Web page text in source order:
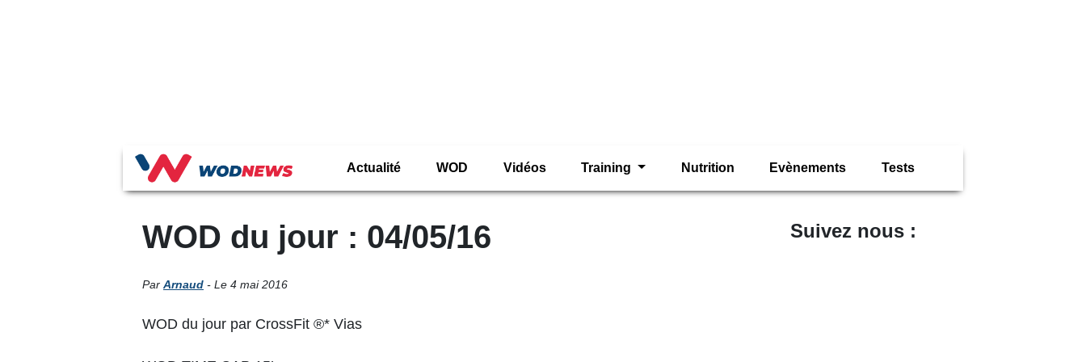
Actualité WOD Vidéos Training Nutrition Evènements Tests
WOD du jour : 04/05/16
Par Arnaud- Le 4 mai 2016
WOD du jour par CrossFit ®* Vias
Suivez nous :